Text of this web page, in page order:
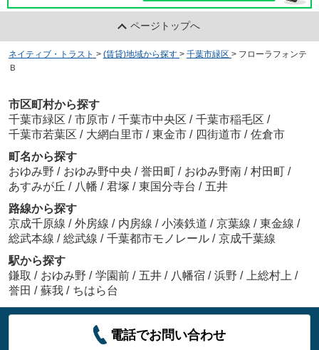
ページトップへ
ネイティブ・トラスト > (賃貸)地域から探す > 千葉市緑区 > フローラフォンテ
Ｂ
市区町村から探す
千葉市緑区 / 市原市 / 千葉市中央区 / 千葉市稲毛区 /
千葉市若葉区 / 大網白里市 / 東金市 / 四街道市 / 佐倉市
町名から探す
おゆみ野 / おゆみ野中央 / 誉田町 / おゆみ野南 / 村田町 /
あすみが丘 / 八幡 / 君塚 / 東国分寺台 / 五井
路線から探す
京成千原線 / 外房線 / 内房線 / 小湊鉄道 / 京葉線 / 東金線 /
総武本線 / 総武線 / 千葉都市モノレール / 京成千葉線
駅から探す
鎌取 / おゆみ野 / 学園前 / 五井 / 八幡宿 / 浜野 / 上総村上 /
誉田 / 蘇我 / ちはら台
電話でお問い合わせ